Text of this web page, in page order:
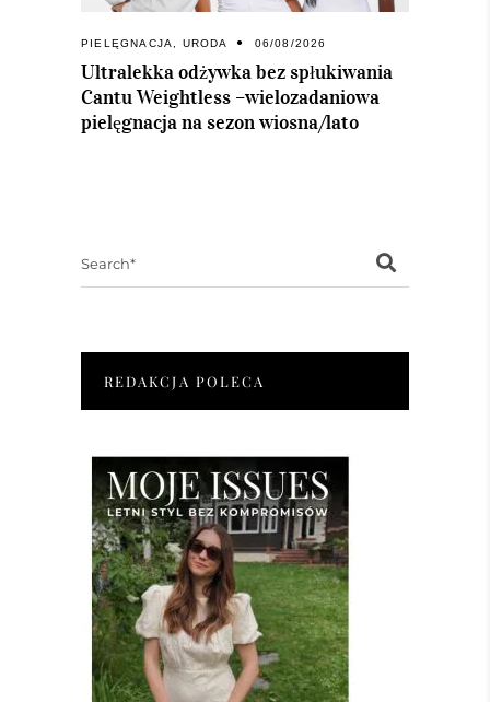
PIELĘGNACJA URODA 06/08/2026
Ultralekka odżywka bez spłukiwania
Cantu Weightless –wielozadaniowa
pielęgnacja na sezon wiosna/lato
REDAKCJA POLECA